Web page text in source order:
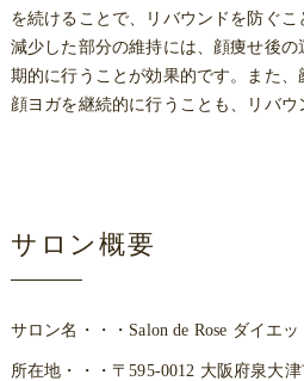
を続けることで、リバウンドを防ぐ
減少した部分の維持には、顔痩せ後
期的に行うことが効果的です。また
顔ヨガを継続的に行うことも、リバウ
サロン概要
サロン名・・・Salon de Rose ダイエ
所在地・・・〒595-0012 大阪府泉大